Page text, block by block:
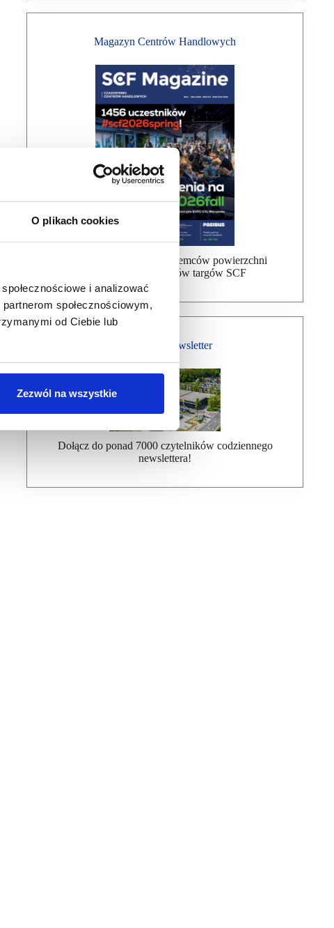
O plikach cookies
i analizować
społecznościowym,
od Ciebie lub
Zezwól na wszystkie
Magazyn Centrów Handlowych
Bezpłatna wysyłka dla najemców powierzchni
handlowej, uczestników targów SCF
Bezpłatny Newsletter
Dołącz do ponad 7000 czytelników codziennego
newslettera!